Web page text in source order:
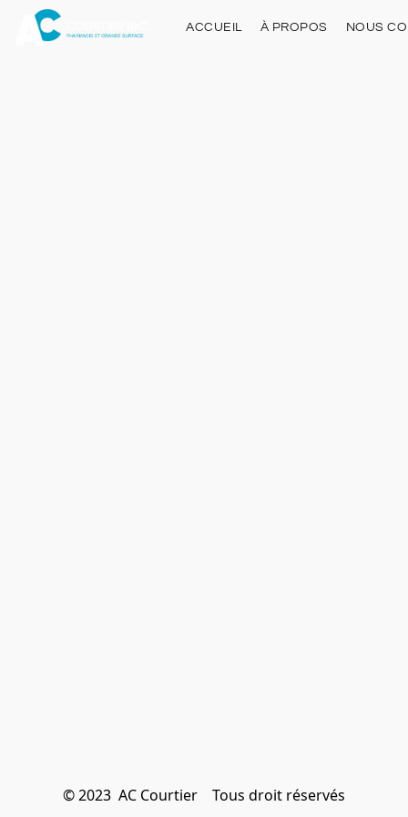
ACCUEIL À PROPOS NOUS
© 2023  AC Courtier    Tous droit réservés